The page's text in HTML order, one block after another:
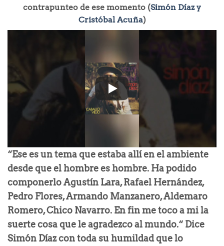
contrapunteo de ese momento (Simón Díaz y
Cristóbal Acuña)
“Ese es un tema que estaba allí en el ambiente
desde que el hombre es hombre. Ha podido
componerlo Agustín Lara, Rafael Hernández,
Pedro Flores, Armando Manzanero, Aldemaro
Romero, Chico Navarro. En fin me toco a mi la
suerte cosa que le agradezco al mundo.“ Dice
Simón Díaz con toda su humildad que lo